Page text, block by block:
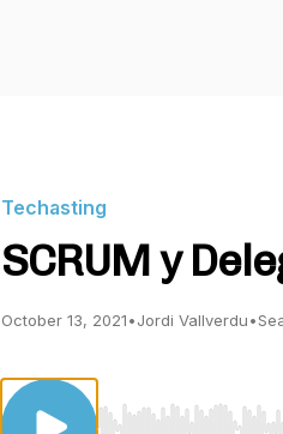
Techasting
SCRUM y
October 13, 2021•Jordi Vallverdu•